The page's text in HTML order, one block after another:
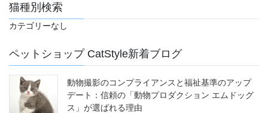
猫種別検索
カテゴリーなし
ペットショップ CatStyle新着ブログ
動物撮影のコンプライアンスと福祉基準のアップ
デート：信頼の「動物プロダクション エムドッグ
ス」が選ばれる理由